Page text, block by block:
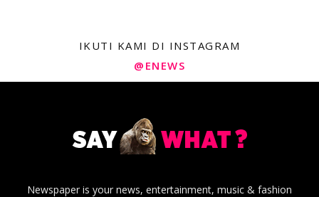
IKUTI KAMI DI INSTAGRAM
@ENEWS
Newspaper is your news, entertainment, music & fashion